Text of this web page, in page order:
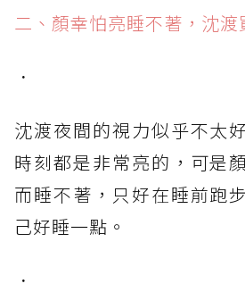
二、顏幸怕亮睡不著，沈渡
．
沈渡夜間的視力似乎不太
時刻都是非常亮的，可是
而睡不著，只好在睡前跑
己好睡一點。
．